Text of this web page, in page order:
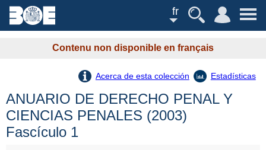
fr
Contenu non disponible en français
Acerca de esta colección Estadísticas
ANUARIO DE DERECHO PENAL Y
CIENCIAS PENALES (2003)
Fascículo 1